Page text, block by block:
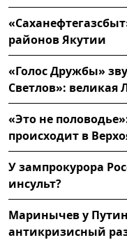
районов Якутии
«Голос Дружбы»
Светлов»: великая
«Это не
происходит в
У зампрокурора
инсульт?
Маринычев у
антикризисный